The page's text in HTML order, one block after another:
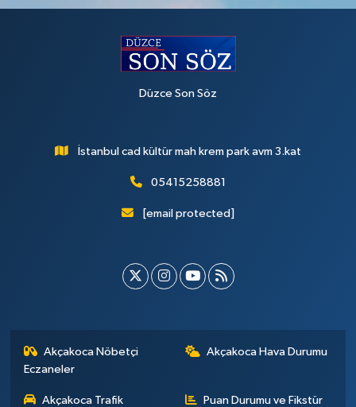
Düzce Son Söz
İstanbul cad kültür mah krem park avm 3.kat
05415258881
[email protected]
Akçakoca Nöbetçi
Eczaneler
Akçakoca Hava Durumu
Akçakoca Trafik Puan Durumu ve Fikstür